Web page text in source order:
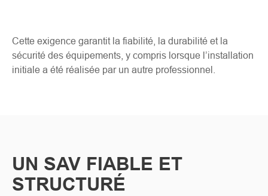
Cette exigence garantit la fiabilité, la durabilité et la
sécurité des équipements, y compris lorsque l’installation
initiale a été réalisée par un autre professionnel.
UN SAV FIABLE ET
STRUCTURÉ